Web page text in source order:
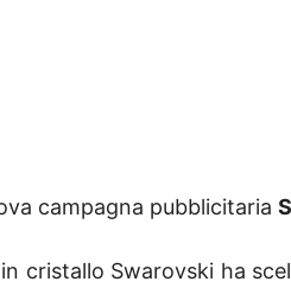
campagna pubblicitaria
cristallo Swarovski ha